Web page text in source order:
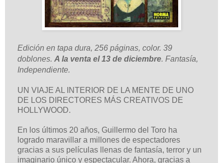
Edición en tapa dura, 256 páginas, color. 39
doblones. A la venta el 13 de diciembre. Fantasía,
Independiente.
UN VIAJE AL INTERIOR DE LA MENTE DE UNO
DE LOS DIRECTORES MÁS CREATIVOS DE
HOLLYWOOD.
En los últimos 20 años, Guillermo del Toro ha
logrado maravillar a millones de espectadores
gracias a sus películas llenas de fantasía, terror y un
imaginario único y espectacular. Ahora, gracias a